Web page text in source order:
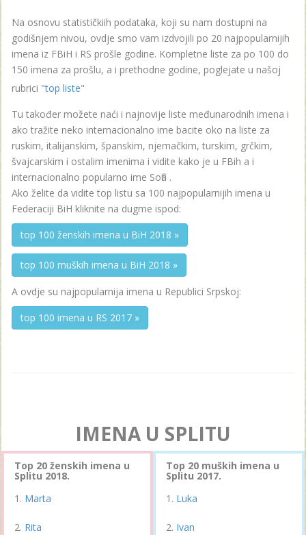
Na osnovu statističkiih podataka, koji su nam dostupni na
godišnjem nivou, ovdje smo vam izdvojili po 20 najpopularnijih
imena iz FBiH i RS prošle godine. Kompletne liste za po 100 do
150 imena za prošlu, a i prethodne godine, poglejate u našoj
rubrici "top liste"
Tu također možete naći i najnovije liste međunarodnih imena i
ako tražite neko internacionalno ime bacite oko na liste za
ruskim, italijanskim, španskim, njemačkim, turskim, grčkim,
švajcarskim i ostalim imenima i vidite kako je u FBih a i
internacionalno popularno ime Sofia .
Ako želite da vidite top listu sa 100 najpopularnijih imena u
Federaciji BiH kliknite na dugme ispod:
top 100 ženskih imena u BiH 2018 »
top 100 muških imena u BiH 2018 »
A ovdje su najpopularnija imena u Republici Srpskoj:
top 100 imena u RS 2017 »
IMENA U SPLITU
Top 20 ženskih imena u
Splitu 2018.
Marta
Rita
Top 20 muških imena u
Splitu 2017.
Luka
Ivan